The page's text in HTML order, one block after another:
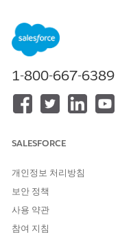
이미 예정된 향후 갱신
차등 거래에서 향후 자
할 수 없습니다.
향후 날짜가 기록된
변경되는 경우 향후 날
가하거나 DPP 자산을
할 수 없습니다.
여 수량을 줄일 수 없습
롤백 수정 사항을 사용
제약 모델링 언어 규칙
주문을 수정할 수 있습
1-800-667-6389
SALESFORCE
개인정보 처리방침
보안 정책
사용 약관
참여 지침